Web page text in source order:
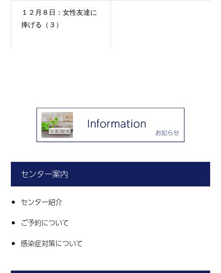
１２月８日：女性友達に
捧げる（３）
センター案内
センター紹介
ご予約について
感染症対策について